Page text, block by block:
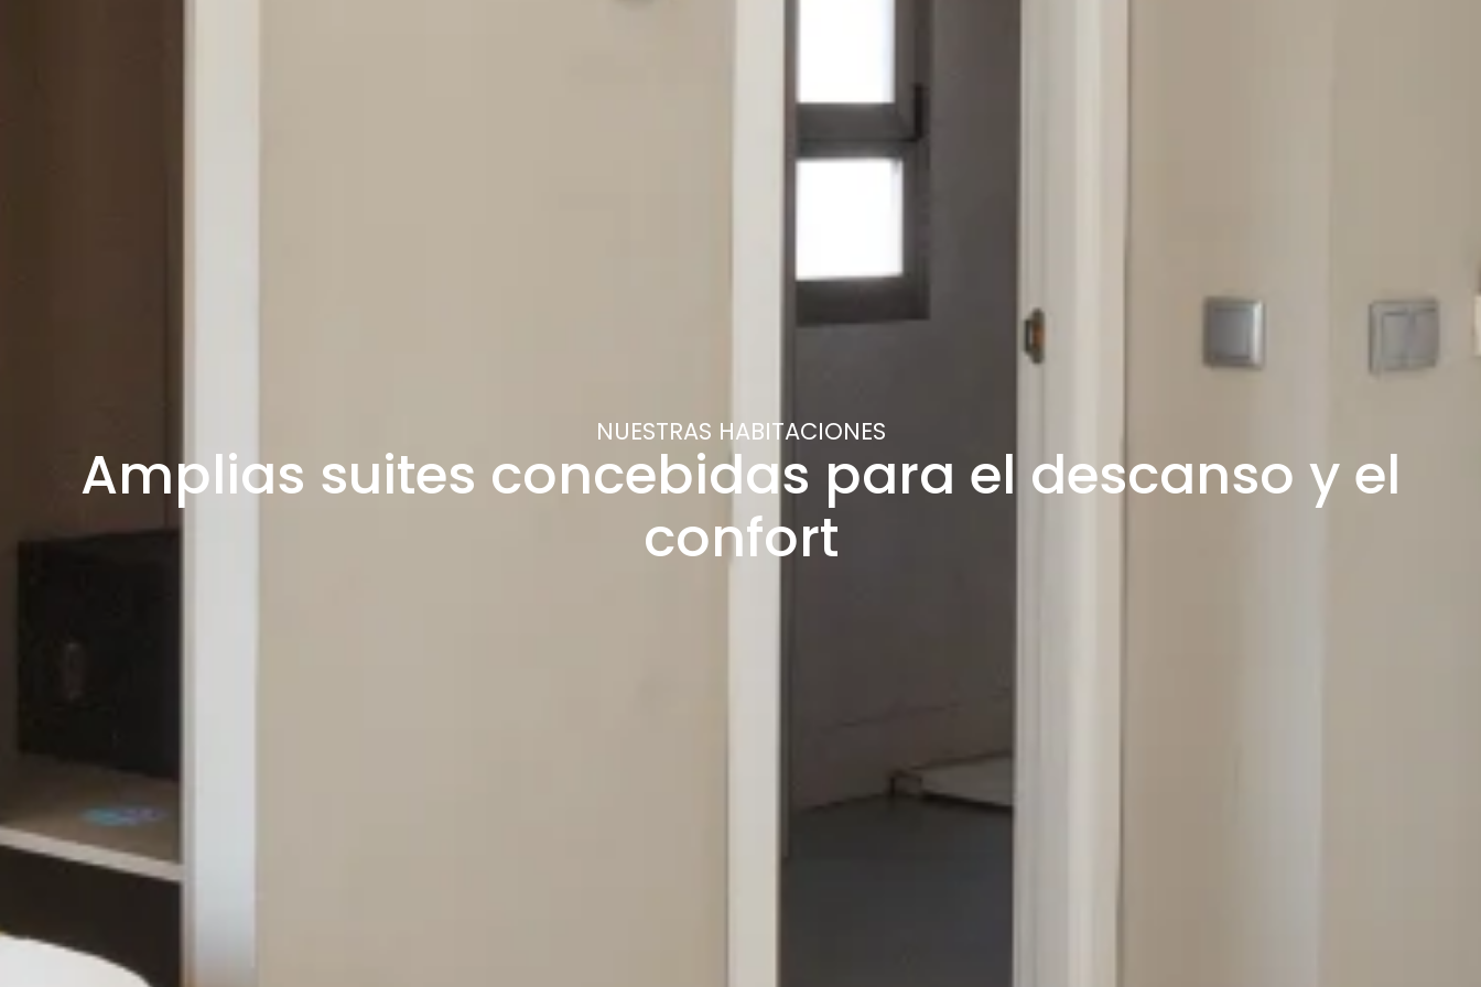
NUESTRAS HABITACIONES
Amplias suites concebidas para el descanso y el
confort